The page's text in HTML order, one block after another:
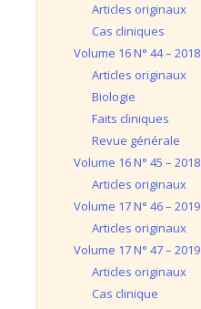
Articles originaux
Cas cliniques
Volume 16 N° 44 – 2018
Articles originaux
Biologie
Faits cliniques
Revue générale
Volume 16 N° 45 – 2018
Articles originaux
Volume 17 N° 46 – 2019
Articles originaux
Volume 17 N° 47 – 2019
Articles originaux
Cas clinique